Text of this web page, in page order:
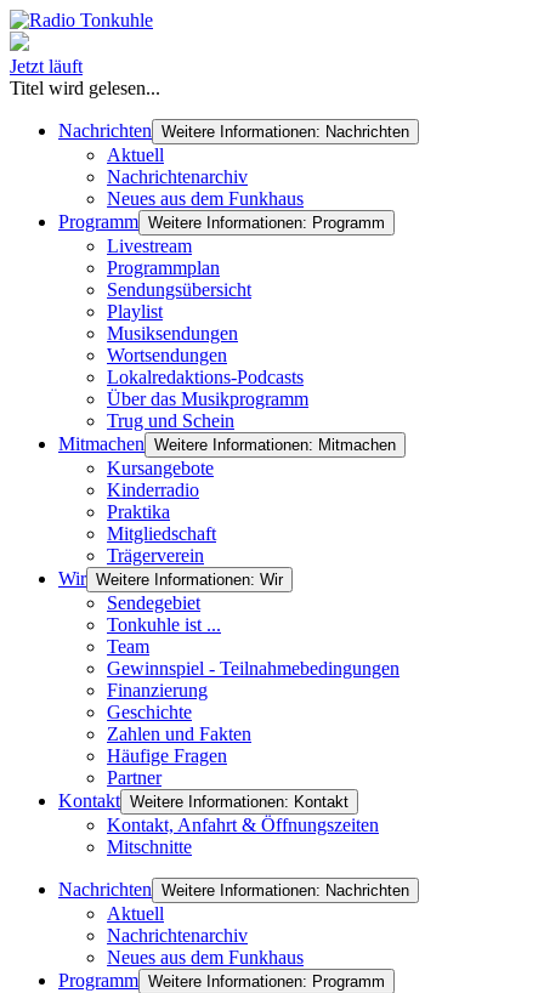
Jetzt läuft
Titel wird gelesen...
Nachrichten Weitere Informationen: Nachrichten
Aktuell
Nachrichtenarchiv
Neues aus dem Funkhaus
Programm Weitere Informationen: Programm
Livestream
Programmplan
Sendungsübersicht
Playlist
Musiksendungen
Wortsendungen
Lokalredaktions-Podcasts
Über das Musikprogramm
Trug und Schein
Mitmachen Weitere Informationen: Mitmachen
Kursangebote
Kinderradio
Praktika
Mitgliedschaft
Trägerverein
Wir Weitere Informationen: Wir
Sendegebiet
Tonkuhle ist ...
Team
Gewinnspiel - Teilnahmebedingungen
Finanzierung
Geschichte
Zahlen und Fakten
Häufige Fragen
Partner
Kontakt Weitere Informationen: Kontakt
Kontakt, Anfahrt & Öffnungszeiten
Mitschnitte
Nachrichten Weitere Informationen: Nachrichten
Aktuell
Nachrichtenarchiv
Neues aus dem Funkhaus
Programm Weitere Informationen: Programm